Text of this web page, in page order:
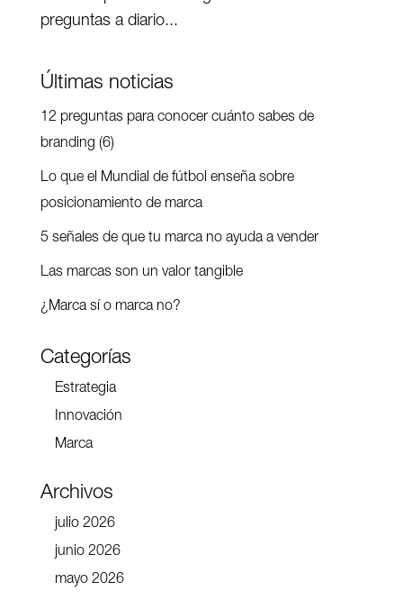
preguntas a diario...
Últimas noticias
12 preguntas para conocer cuánto sabes de
branding (6)
Lo que el Mundial de fútbol enseña sobre
posicionamiento de marca
5 señales de que tu marca no ayuda a vender
Las marcas son un valor tangible
¿Marca sí o marca no?
Categorías
Estrategia
Innovación
Marca
Archivos
julio 2026
junio 2026
mayo 2026